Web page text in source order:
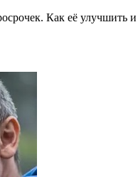
Как её улучшить и